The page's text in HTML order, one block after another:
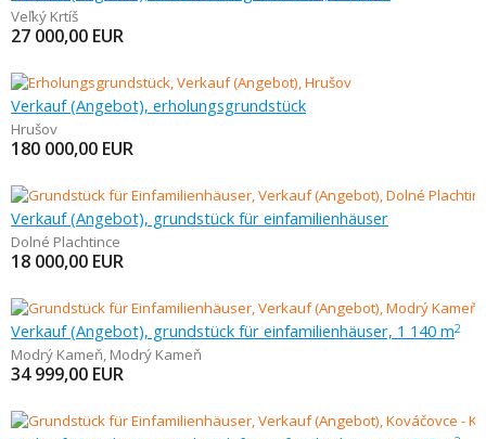
Veľký Krtíš
27 000,00 EUR
Verkauf (Angebot), erholungsgrundstück
Hrušov
180 000,00 EUR
Verkauf (Angebot), grundstück für einfamilienhäuser
Dolné Plachtince
18 000,00 EUR
Verkauf (Angebot), grundstück für einfamilienhäuser, 1 140 m2
Modrý Kameň, Modrý Kameň
34 999,00 EUR